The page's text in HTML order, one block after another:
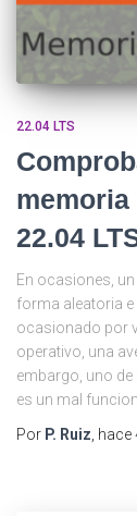
22.04 LTS
memoria
22.04
En ocasiones,
forma aleatoria e
ocasionado por
operativo, una
embargo, uno
es un mal
Por P. Ruiz , hace